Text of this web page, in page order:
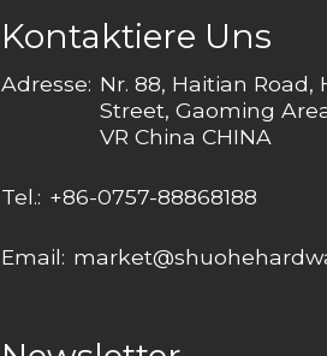
Kontaktiere Uns
Adresse: Nr. 88, Haitian Road,
Street, Gaoming
VR China CHINA
Tel.: +86-0757-88868188
Email: